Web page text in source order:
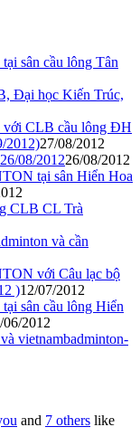
sân cầu lông Tân
Đại học Kiến Trúc,
với CLB cầu lông ĐH
2012)27/08/2012
08/201226/08/2012
tại sân Hiển Hoa
CLB CL Trà
và cần
với Câu lạc bộ
)12/07/2012
sân cầu lông Hiển
06/2012
vietnambadminton-
and 7 others like